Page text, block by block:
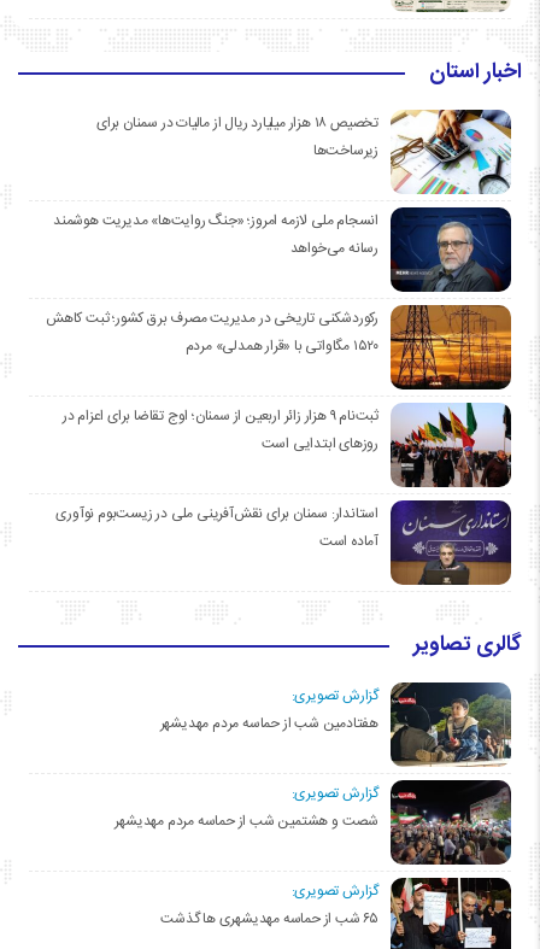
اخبار استان
تخصیص ۱۸ هزار میلیارد ریال از مالیات در سمنان برای
زیرساخت‌ها
انسجام ملی لازمه امروز؛ «جنگ روایت‌ها» مدیریت هوشمند
رسانه می‌خواهد
رکوردشکنی تاریخی در مدیریت مصرف برق کشور؛ ثبت کاهش
۱۵۲۰ مگاواتی با «قرار همدلی» مردم
ثبت‌نام ۹ هزار زائر اربعین از سمنان؛ اوج تقاضا برای اعزام در
روزهای ابتدایی است
استاندار: سمنان برای نقش‌آفرینی ملی در زیست‌بوم نوآوری
آماده است
گالری تصاویر
گزارش تصویری:
هفتادمین شب از حماسه مردم مهدیشهر
گزارش تصویری:
شصت و هشتمین شب از حماسه مردم مهدیشهر
گزارش تصویری:
۶۵ شب از حماسه مهدیشهری ها گذشت